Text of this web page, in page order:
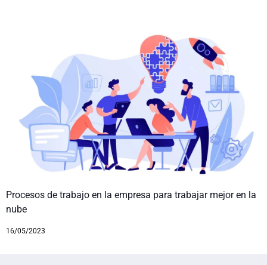
Procesos de trabajo en la empresa para trabajar mejor en la
nube
16/05/2023